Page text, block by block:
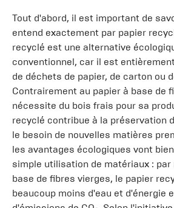
Tout d'abord, il est important de
entend exactement par papier
recyclé est une alternative
conventionnel, car il est
de déchets de papier, de carton ou
Contrairement au papier à base de
nécessite du bois frais pour sa
recyclé contribue à la préservation
le besoin de nouvelles matières
les avantages écologiques vont
simple utilisation de matériaux : par
base de fibres vierges, le papier
beaucoup moins d'eau et d'énergie